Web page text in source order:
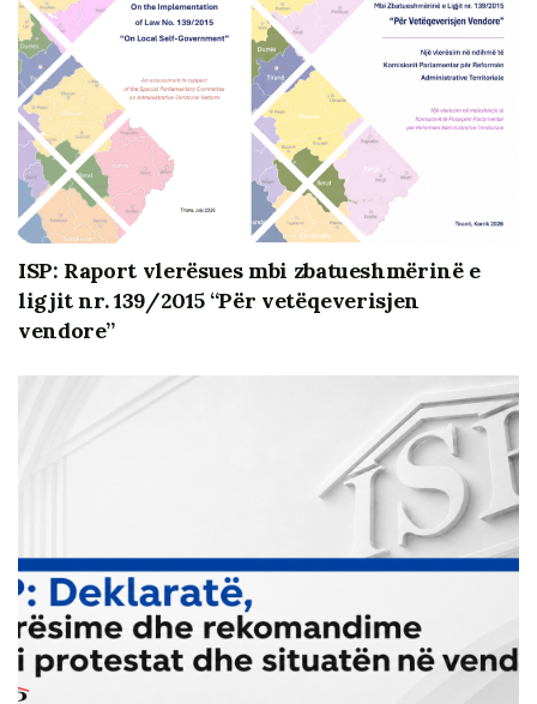
Vendin e gazetave partiake e kanë zënë mediat e
reja sociale;
Partitë po zhvillojnë konferenca shtypi dhe nuk
bojkotojnë median;
Politikanët që kanë ide e vizion kanë akses në
media e publik;
Partitë kanë zëvendësuar mitingjet me takimet e
vogla komunitare;
Verifikimi i fakteve/deklarimeve monitorohet nga
Elementë shqetësues lidhur me ligjërimin politik
Ligjërimi partiak/politik dominohet nga
personalizimi dhe denigrimi;
Partitë nuk kanë ende programe, ligjërimi si
devijim nga përgjegjësia;
ISP: Raport vlerësues mbi zbatueshmërinë e
ligjit nr. 139/2015 “Për vetëqeverisjen
vendore”